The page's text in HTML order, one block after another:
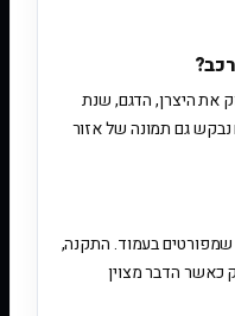
את היצרן, הדגם, שנת
נבקש גם תמונה של אזור
שמפורטים בעמוד. התקנה,
כאשר הדבר מצוין